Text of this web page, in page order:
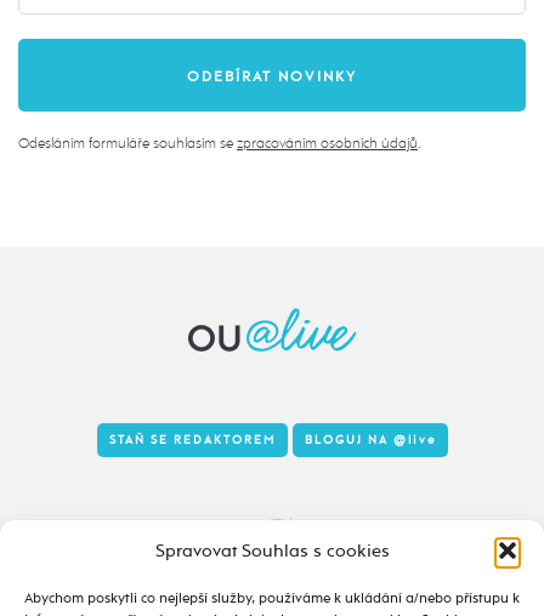
Spravovat Souhlas s cookies
Abychom poskytli co nejlepší služby, používáme k ukládání a/nebo přístupu k
Odesláním formuláře souhlasím se zpracováním osobních údajů
Tady to taky žije
STAŇ SE REDAKTOREM BLOGUJ NA @live